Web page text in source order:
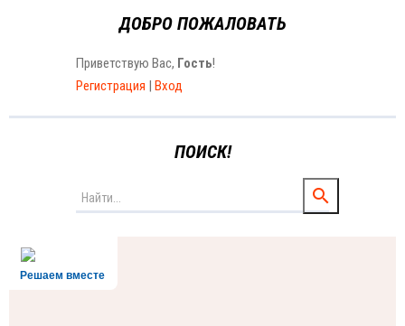
ДОБРО ПОЖАЛОВАТЬ
Приветствую Вас, Гость!
Регистрация | Вход
ПОИСК!
Решаем вместе